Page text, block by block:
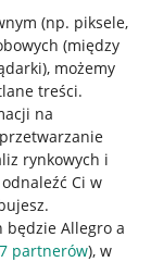
(np. piksele,
(między
, możemy
treści.
na
rynkowych i
Ci w
będzie Allegro a
partnerów), w